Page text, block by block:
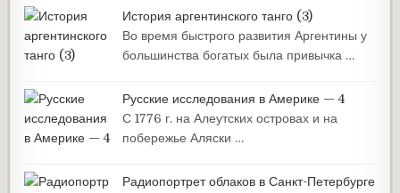
История аргентинского танго (3)
Во время быстрого развития Аргентины у
большинства богатых была привычка …
Русские исследования в Америке — 4
С 1776 г. на Алеутских островах и на
побережье Аляски …
Радиопортрет облаков в Санкт-Петербурге